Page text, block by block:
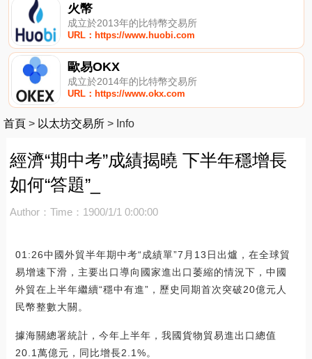
火幣
成立於2013年的比特幣交易所
URL：https://www.huobi.com
歐易OKX
成立於2014年的比特幣交易所
URL：https://www.okx.com
首頁 > 以太坊交易所 > Info
經濟“期中考”成績揭曉 下半年穩增長
如何“答題”_
Author： Time：1900/1/1 0:00:00
01:26中國外貿半年期中考“成績單”7月13日出爐，在全球貿
易增速下滑，主要出口導向國家進出口萎縮的情況下，中國
外貿在上半年繼續“穩中有進”，歷史同期首次突破20億元人
民幣整數大關。
據海關總署統計，今年上半年，我國貨物貿易進出口總值
20.1萬億元，同比增長2.1%。